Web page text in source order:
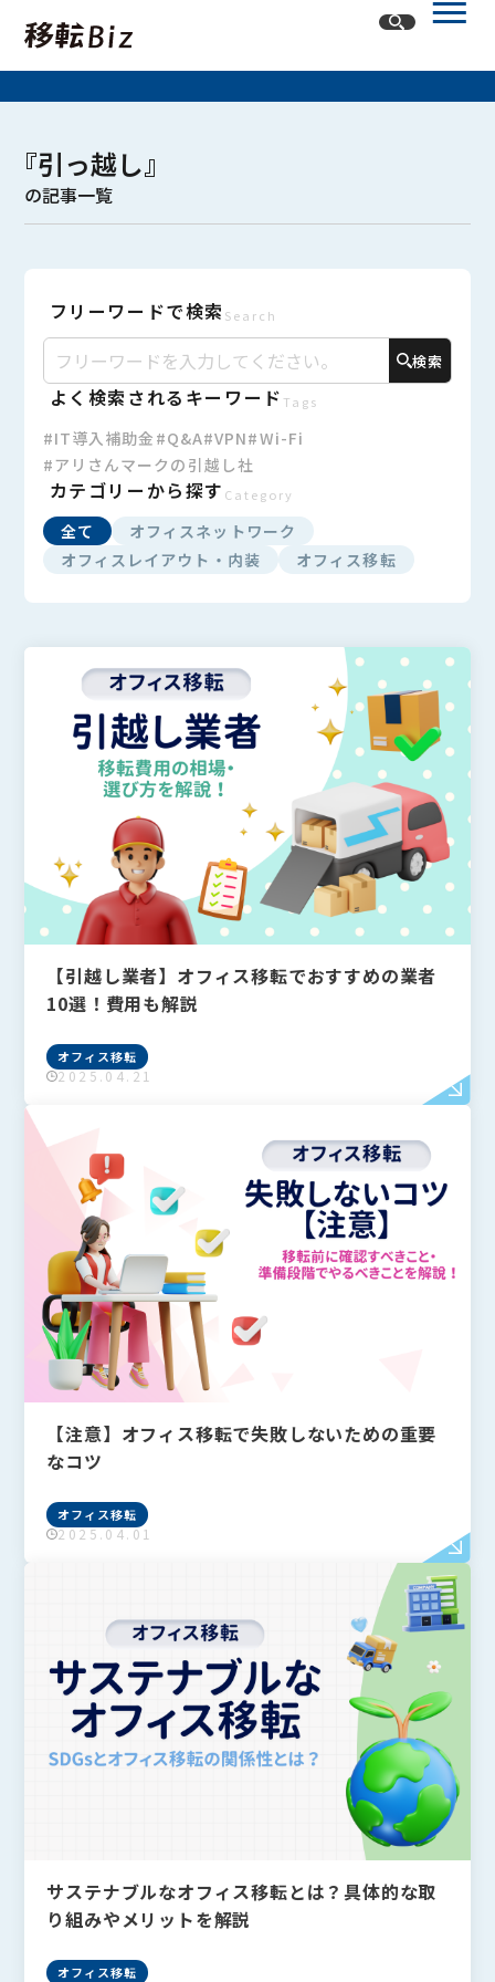
記事一覧
カテゴリー
オフィスレイアウト・内装
『引っ越し』
の記事一覧
フリーワードで検索 Search
検索
よく検索されるキーワード Tags
#IT導入補助金 #Q&A#VPN#Wi-Fi
#アリさんマークの引越し社
カテゴリーから探す Category
全て
オフィスネットワーク
オフィスレイアウト・内装
オフィス移転
【引越し業者】オフィス移転でおすすめの業者
10選！費用も解説
オフィス移転
2025.04.21
【注意】オフィス移転で失敗しないための重要
なコツ
オフィス移転
2025.04.01
サステナブルなオフィス移転とは？具体的な取
り組みやメリットを解説
オフィス移転